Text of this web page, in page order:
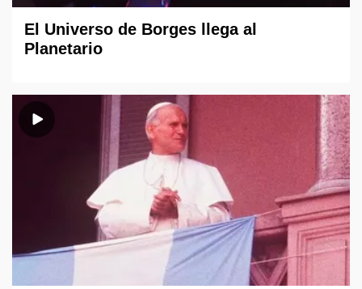
El Universo de Borges llega al
Planetario